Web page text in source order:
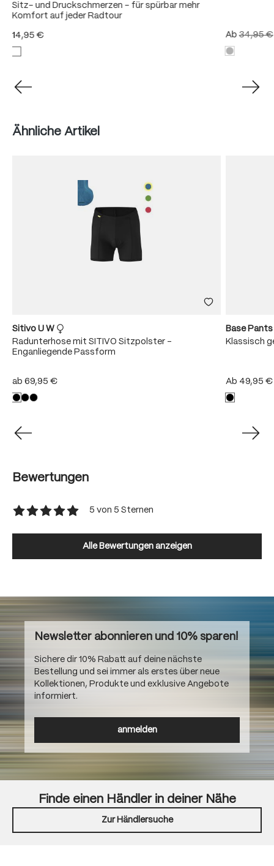
Sitz- und Druckschmerzen – für spürbar mehr
Komfort auf jeder Radtour
14,95 € Ab34,95 €
Produktgalerie überspringen
Ähnliche Artikel
Sitivo U W
Radunterhose mit SITIVO Sitzpolster -
Enganliegende Passform
ab 69,95 €
Base
Klassisch
Ab 49,95 €
Bewertungen
5 von 5 Sternen
Alle Bewertungen anzeigen
Newsletter abonnieren und 10% sparen!
Sichere dir 10% Rabatt auf deine nächste
Bestellung und sei immer als erstes über neue
Kollektionen, Produkte und exklusive Angebote
informiert.
anmelden
Finde einen Händler in deiner Nähe
Zur Händlersuche